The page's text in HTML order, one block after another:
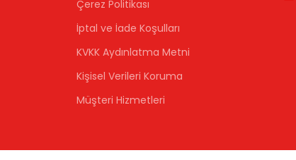
Çerez Politikası
İptal ve İade Koşulları
KVKK Aydınlatma Metni
Kişisel Verileri Koruma
Müşteri Hizmetleri